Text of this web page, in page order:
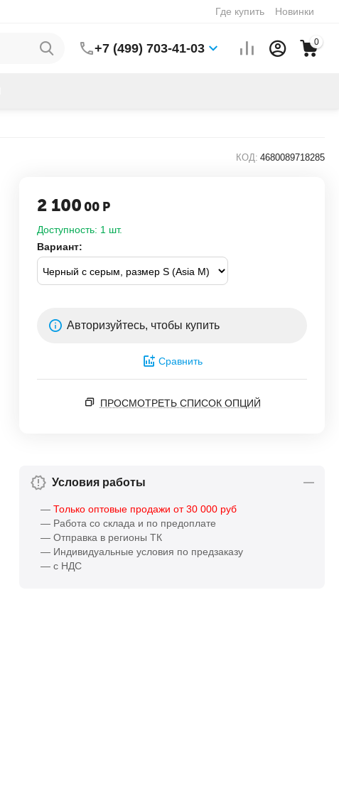
Где купить Новинки
+7 (499) 703-41-03 0
КОД: 4680089718285
2 100 00 Р
Доступность: 1 шт.
Вариант:
Авторизуйтесь, чтобы купить
Сравнить
ПРОСМОТРЕТЬ СПИСОК ОПЦИЙ
Условия работы
— Только оптовые продажи от 30 000 руб
— Работа со склада и по предоплате
— Отправка в регионы ТК
— Индивидуальные условия по предзаказу
— с НДС